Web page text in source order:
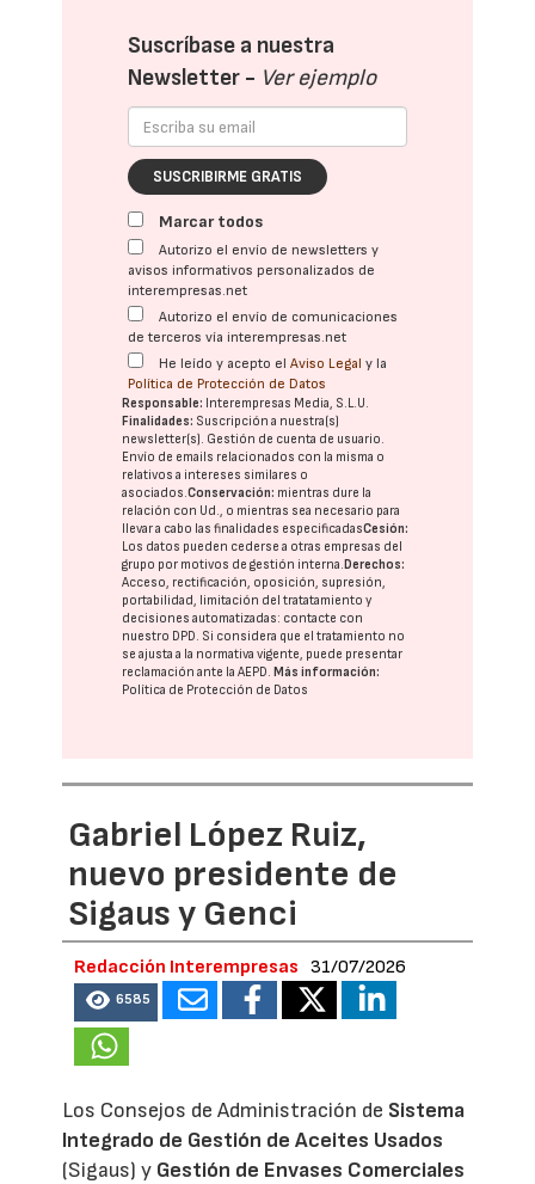
Suscríbase a nuestra
Newsletter - Ver ejemplo
SUSCRIBIRME GRATIS
Marcar todos
Autorizo el envío de newsletters y
avisos informativos personalizados de
interempresas.net
Autorizo el envío de comunicaciones
de terceros vía interempresas.net
He leído y acepto elAviso Legal y la
Política de Protección de Datos
Responsable: Interempresas Media, S.L.U.
Finalidades: Suscripción a nuestra(s)
newsletter(s). Gestión de cuenta de usuario.
Envío de emails relacionados con la misma o
relativos a intereses similares o
asociados.Conservación: mientras dure la
relación con Ud., o mientras sea necesario para
llevar a cabo las finalidades especificadasCesión:
Los datos pueden cederse a otras empresas del
grupo por motivos de gestión interna. Derechos:
Acceso, rectificación, oposición, supresión,
portabilidad, limitación del tratatamiento y
decisiones automatizadas: contacte con
nuestro DPD. Si considera que el tratamiento no
se ajusta a la normativa vigente, puede presentar
reclamación ante laAEPD. Más información:
Política de Protección de Datos
Gabriel López Ruiz,
nuevo presidente de
Sigaus y Genci
Redacción Interempresas 31/07/2026
6585
Los Consejos de Administración de Sistema
Integrado de Gestión de Aceites Usados
(Sigaus) y Gestión de Envases Comerciales